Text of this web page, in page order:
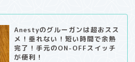
Anestyのグルーガンは超おスス
メ！垂れない！短い時間で余熱
完了！手元のON-OFFスイッチ
が便利！